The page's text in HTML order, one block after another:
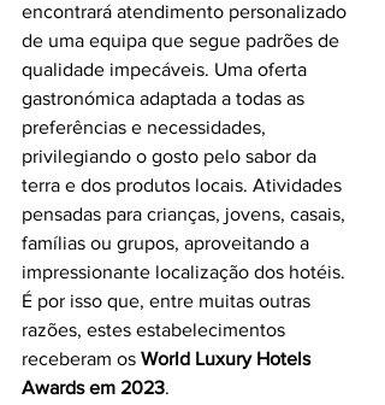
encontrará atendimento personalizado
de uma equipa que segue padrões de
qualidade impecáveis. Uma oferta
gastronómica adaptada a todas as
preferências e necessidades,
privilegiando o gosto pelo sabor da
terra e dos produtos locais. Atividades
pensadas para crianças, jovens, casais,
famílias ou grupos, aproveitando a
impressionante localização dos hotéis.
É por isso que, entre muitas outras
razões, estes estabelecimentos
receberam os World Luxury Hotels
Awards em 2023.